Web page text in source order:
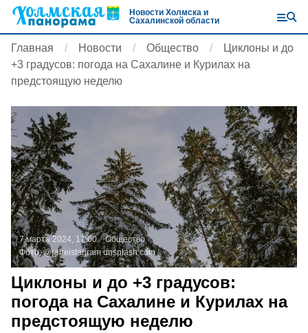
Новости Холмска и
Сахалинской области
Главная Новости Общество
Циклоны и до
+3 градусов: погода на Сахалине и Курилах на
предстоящую неделю
7 марта 2024, 17:00
Общество
Фото:@reireistagramunsplash.com
Циклоны и до +3 градусов:
погода на Сахалине и Курилах на
предстоящую неделю